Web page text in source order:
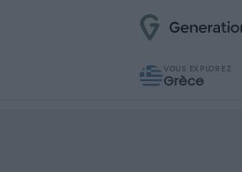
VOUS EXPLOREZ
Grèce